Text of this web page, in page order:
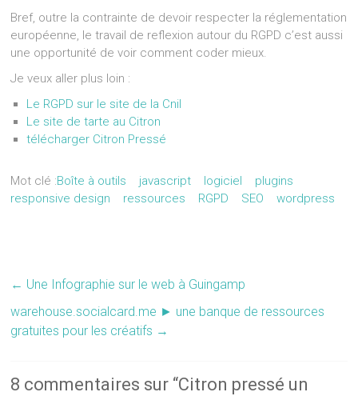
Bref, outre la contrainte de devoir respecter la réglementation
européenne, le travail de reflexion autour du RGPD c’est aussi
une opportunité de voir comment coder mieux.
Je veux aller plus loin :
Le RGPD sur le site de la Cnil
Le site de tarte au Citron
télécharger Citron Pressé
Mot clé :Boîte à outils javascript logiciel
plugins
responsive design
ressources RGPD SEO wordpress
← Une Infographie sur le web à Guingamp
warehouse.socialcard.me ► une banque de ressources
gratuites pour les créatifs →
8 commentaires sur “Citron pressé un